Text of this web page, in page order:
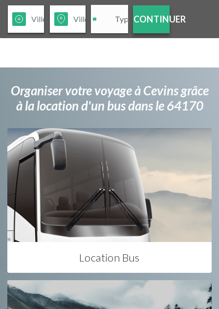
CONTINUER
Organiser votre voyage à Cevins grâce
à la location d'un bus dans le 64170
Location Bus